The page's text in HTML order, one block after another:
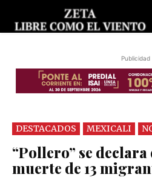
Publicidad
DESTACADOS MEXICALI
“Pollero” se
muerte de 13